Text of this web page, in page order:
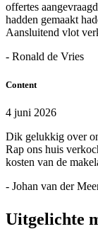
offertes
hadden gemaakt
Aansluitend vlot
- Ronald de Vries
Content
4 juni 2026
Dik gelukkig over
Rap ons huis
kosten van de
- Johan van der
Uitgelichte